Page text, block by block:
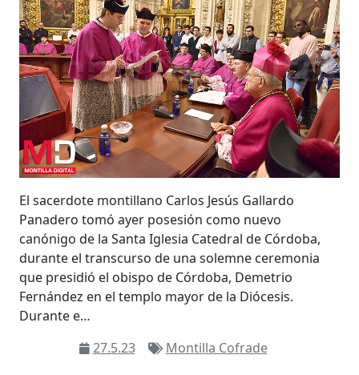
El sacerdote montillano Carlos Jesús Gallardo
Panadero tomó ayer posesión como nuevo
canónigo de la Santa Iglesia Catedral de Córdoba,
durante el transcurso de una solemne ceremonia
que presidió el obispo de Córdoba, Demetrio
Fernández en el templo mayor de la Diócesis.
Durante e…
27.5.23
Montilla Cofrade